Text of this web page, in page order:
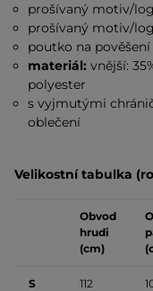
prošívaný motiv/
prošívaný motiv/
poutko na pověšení
materiál: vnější:
polyester
s vyjmutými
oblečení
Velikostní tabulka
Obvod
hrudi
(cm)
S 112